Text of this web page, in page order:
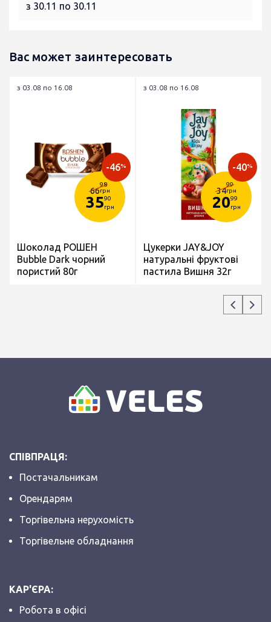
з 30.11 по 30.11
Вас может заинтересовать
з 03.08 по 16.08
66
98
грн
3590
грн
-46%
Шоколад РОШЕН
Bubble Dark чорний
пористий 80г
з 03.08 по 16.08
34
99
грн
2099
грн
-40%
Цукерки JAY&JOY
натуральні фруктові
пастила Вишня 32г
СПІВПРАЦЯ:
Постачальникам
Орендарям
Торгівельна нерухомість
Торгівельне обладнання
КАР'ЄРА:
Робота в офісі